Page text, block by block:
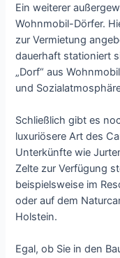
Ein weiterer
Wohnmobil-Dörfer.
zur Vermietung
dauerhaft stationiert
„Dorf“ aus
und
Schließlich gibt es
luxuriösere Art des
Unterkünfte wie
Zelte zur Verfügung
beispielsweise im
oder auf dem
Holstein.
Egal, ob Sie in den